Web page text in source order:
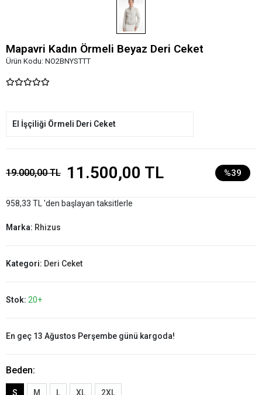
Mapavri Kadın Örmeli Beyaz Deri Ceket
Ürün Kodu: NO2BNYSTTT
El İşçiliği Örmeli Deri Ceket
19.000,00 TL 11.500,00 TL %39
958,33 TL 'den başlayan taksitlerle
Marka: Rhizus
Kategori: Deri Ceket
Stok: 20+
En geç 13 Ağustos Perşembe günü kargoda!
Beden:
S M L XL 2XL